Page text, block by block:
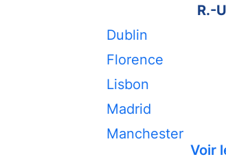
R.-
Dublin
Florence
Lisbon
Madrid
Manchester
Voir